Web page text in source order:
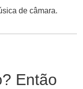
de câmara.
Então